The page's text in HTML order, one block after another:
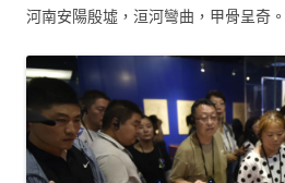
河南安陽殷墟，洹河彎曲，甲骨呈奇。